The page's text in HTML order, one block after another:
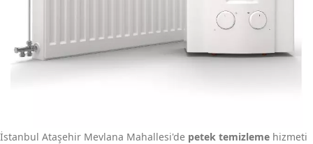
İstanbul Ataşehir Mevlana Mahallesi'de petek temizleme hizmeti